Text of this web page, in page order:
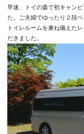
早速、トイの森で初キャン
た。 ご夫婦でゆったり２段
トイレルームを兼ね備えた
だきました。